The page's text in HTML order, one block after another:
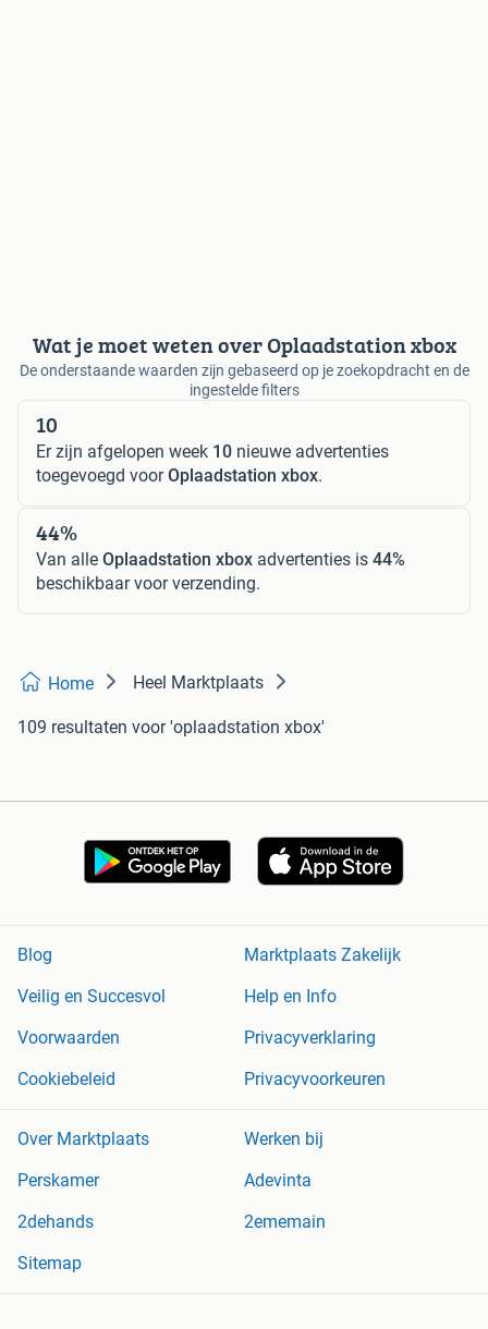
Wat je moet weten over Oplaadstation xbox
De onderstaande waarden zijn gebaseerd op je zoekopdracht en de
ingestelde filters
10
Er zijn afgelopen week 10 nieuwe advertenties
toegevoegd voorOplaadstation xbox.
44%
Van alle Oplaadstation xbox advertenties is 44%
beschikbaar voor verzending.
Home Heel Marktplaats
109 resultaten voor 'oplaadstation xbox'
Blog
Marktplaats Zakelijk
Veilig en Succesvol
Help en Info
Voorwaarden
Privacyverklaring
Cookiebeleid
Privacyvoorkeuren
Over Marktplaats
Werken bij
Perskamer
Adevinta
2dehands
2ememain
Sitemap